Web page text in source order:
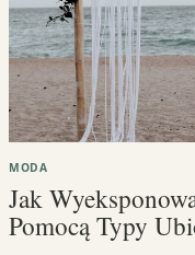
MODA
Jak
Pomocą Typy